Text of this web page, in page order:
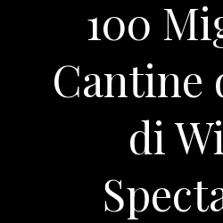
100
Cantine
di